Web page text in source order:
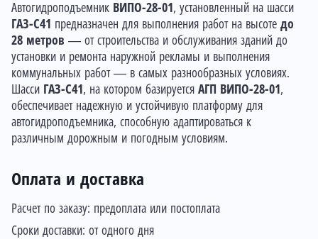
Оплата и доставка
Расчет по заказу: предоплата или постоплата
Сроки доставки: от одного дня
Автогидроподъемник ВИПО-28-01 , установленный на шасси
ГАЗ-С41 предназначен для выполнения работ на высоте до
28 метров — от строительства и обслуживания зданий до
установки и ремонта наружной рекламы и выполнения
коммунальных работ — в самых разнообразных условиях.
Шасси ГАЗ-С41 , на котором базируется АГП ВИПО-28-01 ,
обеспечивает надежную и устойчивую платформу для
автогидроподъемника, способную адаптироваться к
различным дорожным и погодным условиям.